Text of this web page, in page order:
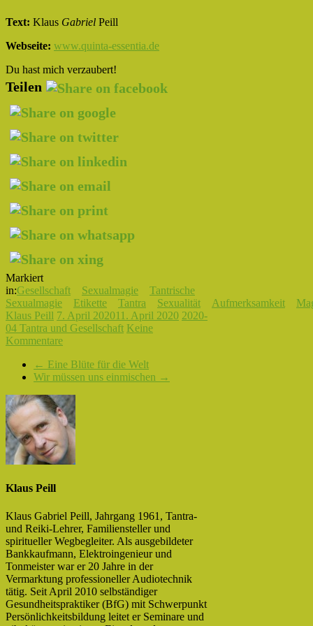
Text: Klaus Gabriel Peill
Webseite: www.quinta-essentia.de
Du hast mich verzaubert!
Teilen
Markiert
in:Gesellschaft Sexualmagie
Tantrische
Sexualmagie
Etikette Tantra Sexualität Aufmerksamkeit
Klaus Peill 7. April 202011. April 2020 2020-
04 Tantra und Gesellschaft Keine
Kommentare
← Eine Blüte für die Welt
Wir müssen uns einmischen →
Klaus Peill
Klaus Gabriel Peill, Jahrgang 1961, Tantra-
und Reiki-Lehrer, Familiensteller und
spiritueller Wegbegleiter. Als ausgebildeter
Bankkaufmann, Elektroingenieur und
Tonmeister war er 20 Jahre in der
Vermarktung professioneller Audiotechnik
tätig. Seit April 2010 selbständiger
Gesundheitspraktiker (BfG) mit Schwerpunkt
Persönlichkeitsbildung leitet er Seminare und